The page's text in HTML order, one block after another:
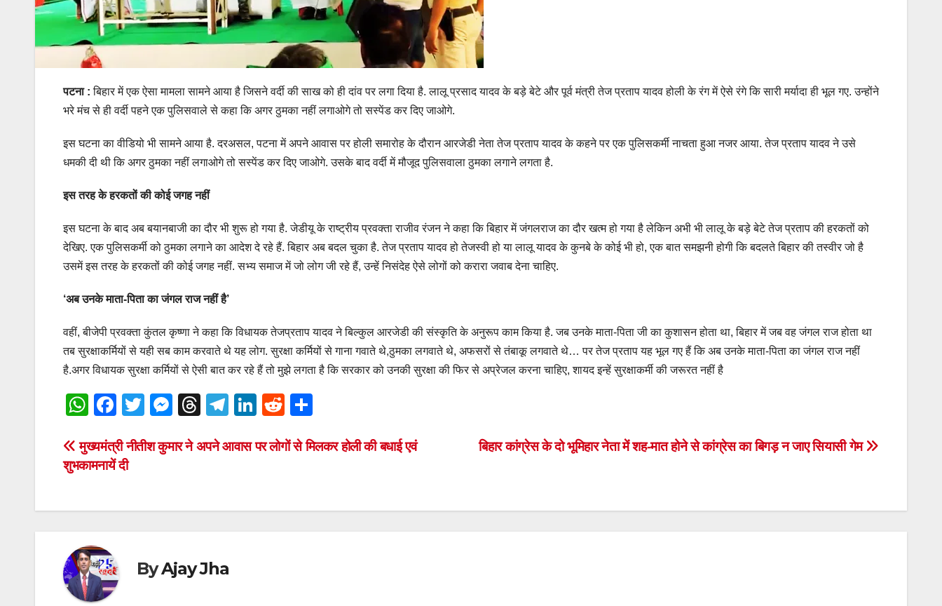
पटना : ब‍िहार में एक ऐसा मामला सामने आया है ज‍िसने वर्दी की साख को ही दांव पर लगा द‍िया है. लालू प्रसाद यादव के बड़े बेटे और पूर्व मंत्री तेज प्रताप यादव होली के रंग में ऐसे रंगे क‍ि सारी मर्यादा ही भूल गए. उन्‍होंने
भरे मंच से ही वर्दी पहने एक पुल‍िसवाले से कहा क‍ि अगर ठुमका नहीं लगाओगे तो सस्पेंड कर दिए जाओगे.
इस घटना का वीड‍ियो भी सामने आया है. दरअसल, पटना में अपने आवास पर होली समारोह के दौरान आरजेडी नेता तेज प्रताप यादव के कहने पर एक पुलिसकर्मी नाचता हुआ नजर आया. तेज प्रताप यादव ने उसे
धमकी दी थी क‍ि अगर ठुमका नहीं लगाओगे तो सस्पेंड कर दिए जाओगे. उसके बाद वर्दी में मौजूद पुल‍िसवाला ठुमका लगाने लगता है.
इस तरह के हरकतों की कोई जगह नहीं
इस घटना के बाद अब बयानबाजी का दौर भी शुरू हो गया है. जेडीयू के राष्ट्रीय प्रवक्‍ता राजीव रंजन ने कहा क‍ि ब‍िहार में जंगलराज का दौर खत्‍म हो गया है लेक‍िन अभी भी लालू के बड़े बेटे तेज प्रताप की हरकतों को
देख‍िए. एक पुल‍िसकर्मी को ठुमका लगाने का आदेश दे रहे हैं. ब‍िहार अब बदल चुका है. तेज प्रताप यादव हो तेजस्वी हो या लालू यादव के कुनबे के कोई भी हो, एक बात समझनी होगी कि बदलते बिहार की तस्वीर जो है
उसमें इस तरह के हरकतों की कोई जगह नहीं. सभ्य समाज में जो लोग जी रहे हैं, उन्हें निसंदेह ऐसे लोगों को करारा जवाब देना चाहिए.
‘अब उनके माता-पिता का जंगल राज नहीं है’
वहीं, बीजेपी प्रवक्‍ता कुंतल कृष्णा ने कहा क‍ि विधायक तेजप्रताप यादव ने बिल्कुल आरजेडी की संस्कृति के अनुरूप काम किया है. जब उनके माता-पिता जी का कुशासन होता था, बिहार में जब वह जंगल राज होता था
तब सुरक्षाकर्मियों से यही सब काम करवाते थे यह लोग. सुरक्षा कर्मियों से गाना गवाते थे,ठुमका लगवाते थे, अफसरों से तंबाकू लगवाते थे… पर तेज प्रताप यह भूल गए हैं कि अब उनके माता-पिता का जंगल राज नहीं
है.अगर विधायक सुरक्षा कर्मियों से ऐसी बात कर रहे हैं तो मुझे लगता है कि सरकार को उनकी सुरक्षा की फिर से अप्रेजल करना चाहिए, शायद इन्हें सुरक्षाकर्मी की जरूरत नहीं है
W
at
s
p
p
F
c
e
o
k
T
tt
M
ss
g
T
e
s
T
e
m
Li
k
n
R
d
ar
Post
navigation
बिहार कांग्रेस के दो भूमिहार नेता में शह-मात होने से कांग्रेस का बिगड़ न जाए सियासी गेम
मुख्यमंत्री नीतीश कुमार ने अपने आवास पर लोगों से मिलकर होली की बधाई एवं
शुभकामनायें दी
ByAjay Jha